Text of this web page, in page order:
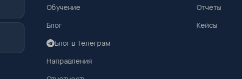
Обучение
Блог
Блог в Телеграм
Направления
Отчеты
Кейсы